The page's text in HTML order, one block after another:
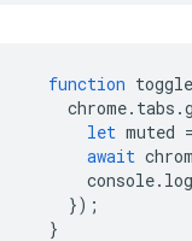
function
chrome. tabs .
let muted =
await
console. log
});
}